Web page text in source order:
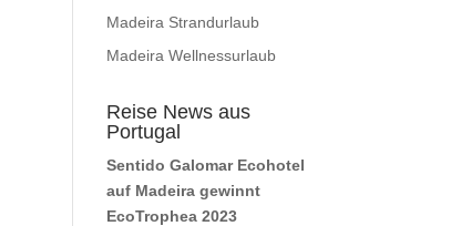
Madeira Strandurlaub
Madeira Wellnessurlaub
Reise News aus
Portugal
Sentido Galomar Ecohotel
auf Madeira gewinnt
EcoTrophea 2023